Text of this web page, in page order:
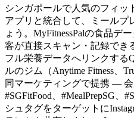
シンガポールで人気のフィッ
アプリと統合して、ミールプ
ょう。MyFitnessPalの食品デ
客が直接スキャン・記録でき
フル栄養データへリンクする
ルのジム（Anytime Fitness、
同マーケティングで提携 —
#SGFitFood、#MealPrepSG、
シュタグをターゲットに